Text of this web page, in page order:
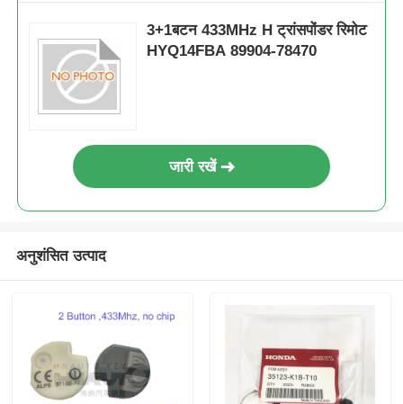
3+1बटन 433MHz H ट्रांसपोंडर रिमोट
HYQ14FBA 89904-78470
जारी रखें
अनुशंसित उत्पाद